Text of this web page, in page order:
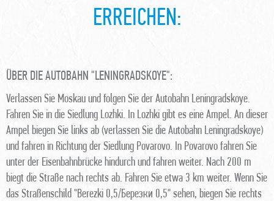
ERREICHEN:
ÜBER DIE AUTOBAHN "LENINGRADSKOYE":
Verlassen Sie Moskau und folgen Sie der Autobahn Leningradskoye.
Fahren Sie in die Siedlung Lozhki. In Lozhki gibt es eine Ampel. An dieser
Ampel biegen Sie links ab (verlassen Sie die Autobahn Leningradskoye)
und fahren in Richtung der Siedlung Povarovo. In Povarovo fahren Sie
unter der Eisenbahnbrücke hindurch und fahren weiter. Nach 200 m
biegt die Straße nach rechts ab. Fahren Sie etwa 3 km weiter. Wenn Sie
das Straßenschild "Berezki 0,5/Березки 0,5" sehen, biegen Sie rechts